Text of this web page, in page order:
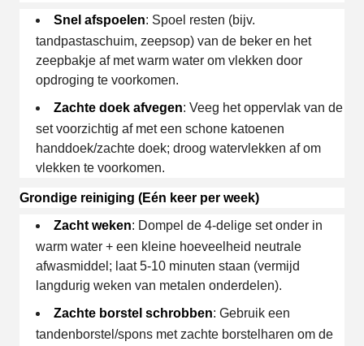
Snel afspoelen: Spoel resten (bijv.
tandpastaschuim, zeepsop) van de beker en het
zeepbakje af met warm water om vlekken door
opdroging te voorkomen.
Zachte doek afvegen: Veeg het oppervlak van de
set voorzichtig af met een schone katoenen
handdoek/zachte doek; droog watervlekken af om
vlekken te voorkomen.
Grondige reiniging (Eén keer per week)
Zacht weken: Dompel de 4-delige set onder in
warm water + een kleine hoeveelheid neutrale
afwasmiddel; laat 5-10 minuten staan (vermijd
langdurig weken van metalen onderdelen).
Zachte borstel schrobben: Gebruik een
tandenborstel/spons met zachte borstelharen om de